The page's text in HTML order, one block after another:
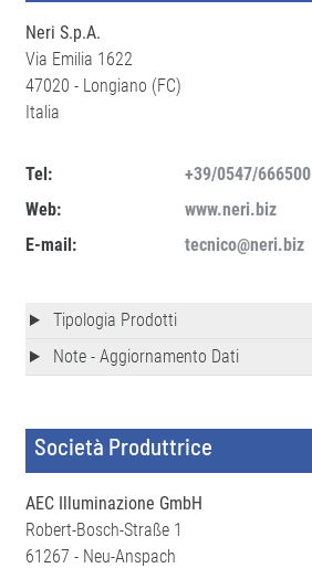
Neri S.p.A.
Via Emilia 1622
47020 - Longiano (FC)
Italia
Tel:
+39/0547/666500
Web:
www.neri.biz
E-mail:
tecnico@neri.biz
Tipologia Prodotti
Note - Aggiornamento Dati
Società Produttrice
AEC Illuminazione GmbH
Robert-Bosch-Straße 1
61267 - Neu-Anspach